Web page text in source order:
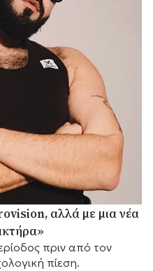
αλλά με μια νέα
πριν από τον
πίεση.